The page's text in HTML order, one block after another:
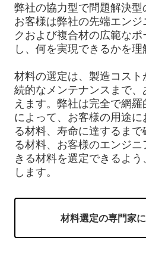
弊社の協力型で問題解決型
お客様は弊社の先端エン
クおよび複合材の広範な
し、何を実現できるかを理
材料の選定は、製造コス
続的なメンテナンスまで
えます。弊社は完全で網
によって、お客様の用途
る材料、寿命に達するま
る材料、お客様のエンジ
きる材料を選定できるよ
します。
材料選定の専門家